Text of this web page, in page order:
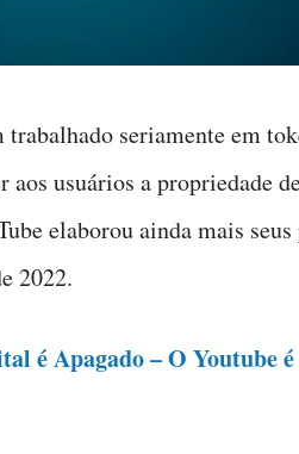
seriamente em
aos usuários a propriedade
elaborou ainda mais seus
2022.
é Apagado – O Youtube